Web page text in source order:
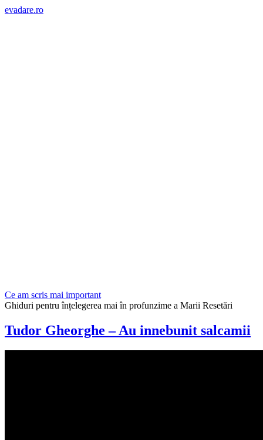
evadare.ro
Ce am scris mai important
Ghiduri pentru înțelegerea mai în profunzime a Marii Resetări
Tudor Gheorghe – Au innebunit salcamii